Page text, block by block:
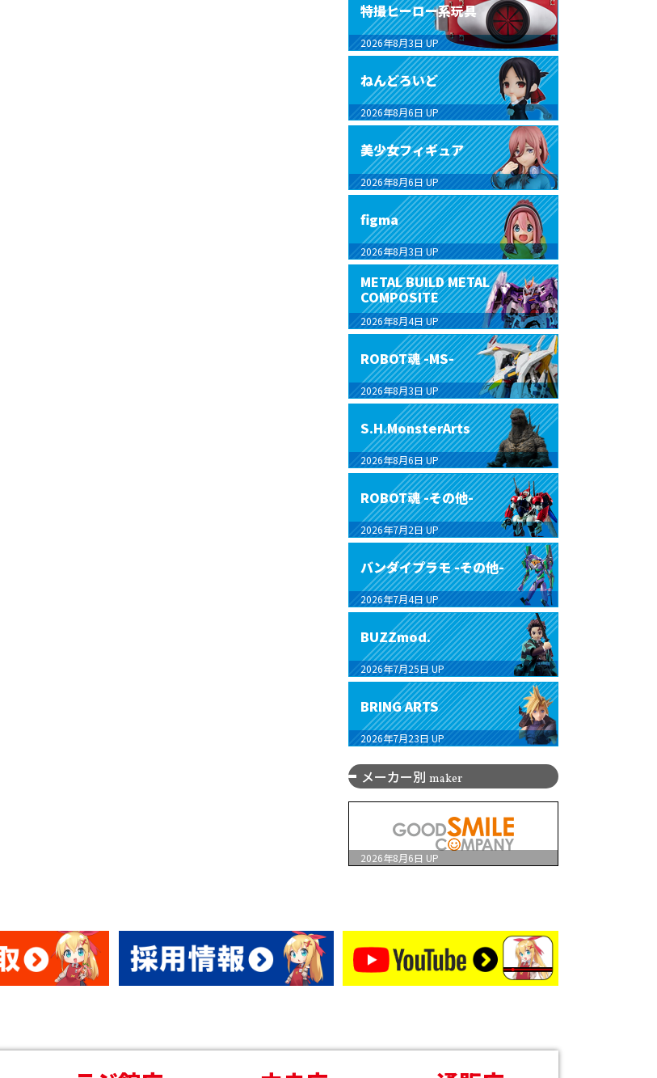
特撮ヒーロー系玩具
2026年8月3日 UP
ねんどろいど
2026年8月6日 UP
美少女フィギュア
2026年8月6日 UP
figma
2026年8月3日 UP
METAL BUILD METAL
COMPOSITE
2026年8月4日 UP
ROBOT魂 -MS-
2026年8月3日 UP
S.H.MonsterArts
2026年8月6日 UP
ROBOT魂 -その他-
2026年7月2日 UP
バンダイプラモ -その他-
2026年7月4日 UP
BUZZmod.
2026年7月25日 UP
BRING ARTS
2026年7月23日 UP
メーカー別 maker
2026年8月6日 UP